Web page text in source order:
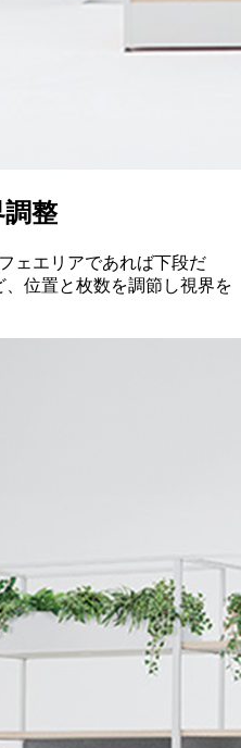
整
ェエリアであれば下段だ
位置と枚数を調節し視界を